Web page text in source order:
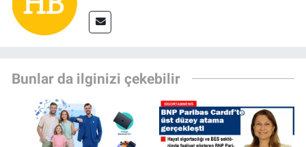
Bunlar da ilginizi çekebilir